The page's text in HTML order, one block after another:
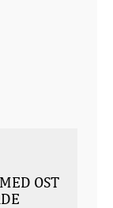
OST